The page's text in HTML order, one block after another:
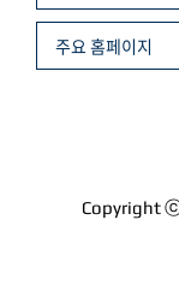
Copyright
주요 홈페이지